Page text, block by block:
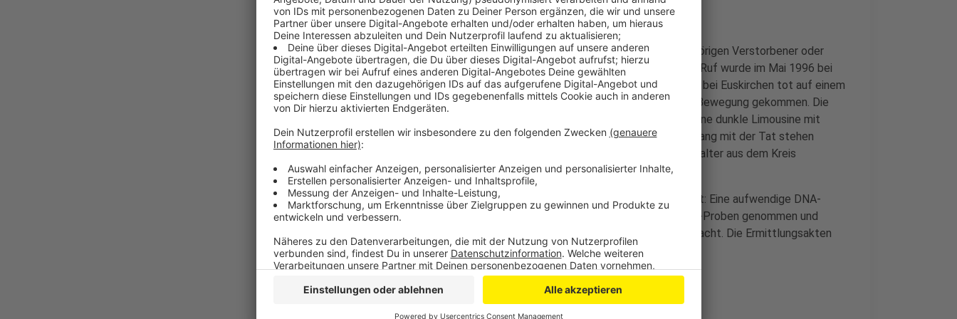
In weiteren zehn Fällen werde noch versucht, die DNA von Angehörigen Verstorbener oder
nach unbekannt Verzogenen zu bekommen. Die elfjährige Claudia Ruf wurde im Mai 1996 bei
Grevenbroich entführt, sexuell missbraucht und zwei Tage später bei Euskirchen tot auf einem
Feldweg gefunden. In die Ermittlungen war nach 27 Jahren neue Bewegung gekommen. Die
Mordkommission geht einer Zeugenbeobachtung nach, wonach eine dunkle Limousine mit
Ortskennzeichen RE für den Kreis Recklinghausen im Zusammenhang mit der Tat stehen
könnte. Die Polizei war deshalb im Frühjahr an rund 200 Fahrzeughalter aus dem Kreis
Recklinghausen herangetreten.
Bereits 2019 hatten Mordermittler den "Cold Case" neu aufgerollt: Eine aufwendige DNA-
Massenuntersuchung, für die in Grevenbroich mehr als 2.000 DNA-Proben genommen und
analysiert wurden, hatte aber keinen Verdächtigen ans Licht gebracht. Die Ermittlungsakten
füllen inzwischen 150.000 Seiten Papier.